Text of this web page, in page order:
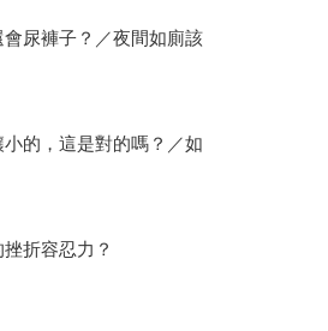
尿褲子？／夜間如廁該
的，這是對的嗎？／如
折容忍力？